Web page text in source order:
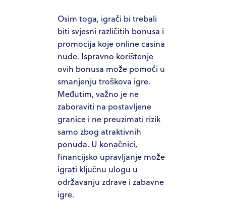
Osim toga, igrači bi trebali
biti svjesni različitih bonusa i
promocija koje online casina
nude. Ispravno korištenje
ovih bonusa može pomoći u
smanjenju troškova igre.
Međutim, važno je ne
zaboraviti na postavljene
granice i ne preuzimati rizik
samo zbog atraktivnih
ponuda. U konačnici,
financijsko upravljanje može
igrati ključnu ulogu u
održavanju zdrave i zabavne
igre.